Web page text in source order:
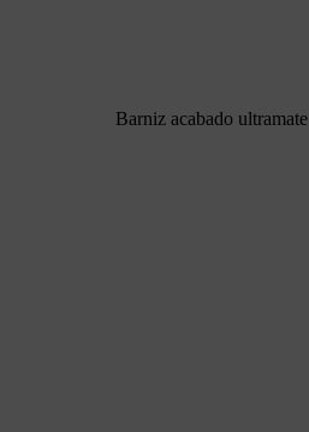
Barniz acabado ultramate